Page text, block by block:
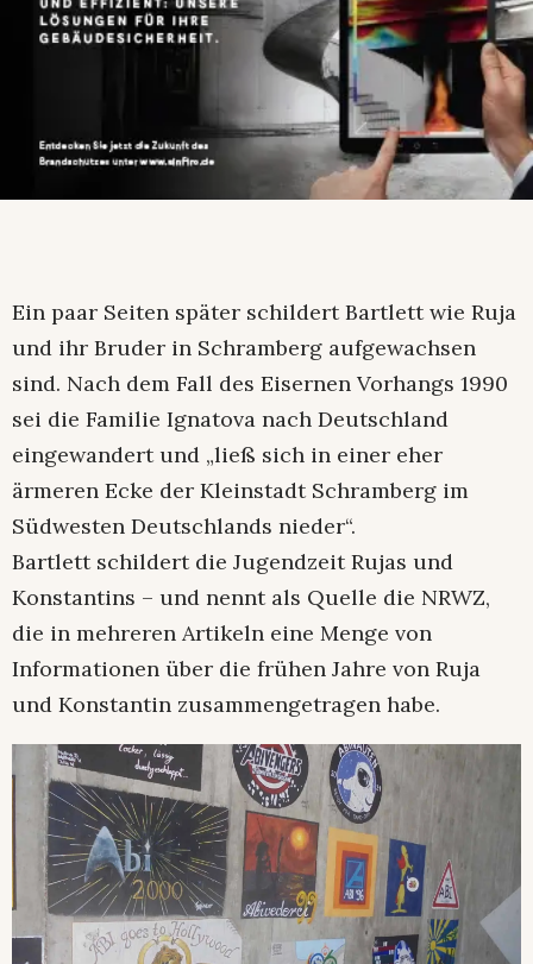
Ein paar Seiten später schildert Bartlett wie Ruja
und ihr Bruder in Schramberg aufgewachsen
sind. Nach dem Fall des Eisernen Vorhangs 1990
sei die Familie Ignatova nach Deutschland
eingewandert und „ließ sich in einer eher
ärmeren Ecke der Kleinstadt Schramberg im
Südwesten Deutschlands nieder“.
Bartlett schildert die Jugendzeit Rujas und
Konstantins – und nennt als Quelle die NRWZ,
die in mehreren Artikeln eine Menge von
Informationen über die frühen Jahre von Ruja
und Konstantin zusammengetragen habe.